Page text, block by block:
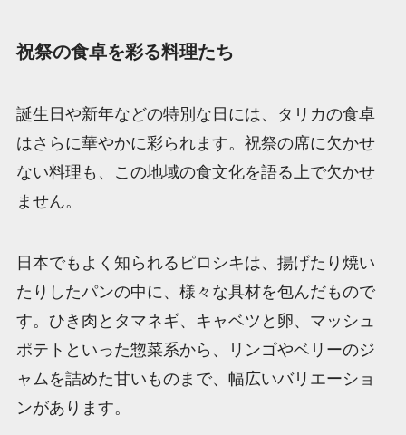
祝祭の食卓を彩る料理たち
誕生日や新年などの特別な日には、タリカの食卓
はさらに華やかに彩られます。祝祭の席に欠かせ
ない料理も、この地域の食文化を語る上で欠かせ
ません。
日本でもよく知られるピロシキは、揚げたり焼い
たりしたパンの中に、様々な具材を包んだもので
す。ひき肉とタマネギ、キャベツと卵、マッシュ
ポテトといった惣菜系から、リンゴやベリーのジ
ャムを詰めた甘いものまで、幅広いバリエーショ
ンがあります。